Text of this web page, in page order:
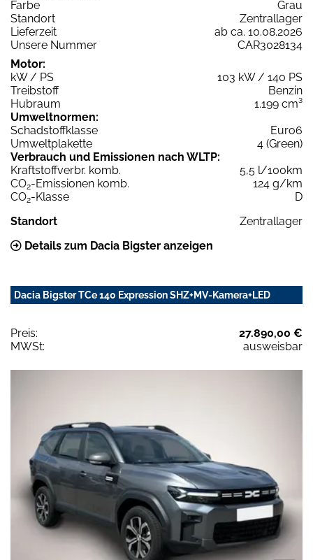
Farbe
Grau
Standort
Zentrallager
Lieferzeit
ab ca. 10.08.2026
Unsere Nummer
CAR3028134
Motor:
kW / PS
103 kW / 140 PS
Treibstoff
Benzin
Hubraum
1.199 cm³
Umweltnormen:
Schadstoffklasse
Euro6
Umweltplakette
4 (Green)
Verbrauch und Emissionen nach WLTP:
Kraftstoffverbr. komb.
5,5 l/100km
CO2-Emissionen komb.
124 g/km
CO2-Klasse
D
Standort
Zentrallager
Details zum Dacia Bigster anzeigen
Dacia Bigster TCe 140 Expression SHZ+MV-Kamera+LED
Preis:
27.890,00 €
MWSt:
ausweisbar